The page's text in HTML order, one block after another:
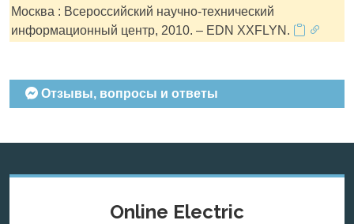
Москва : Всероссийский научно-технический
информационный центр, 2010. – EDN XXFLYN.
Отзывы, вопросы и ответы
Online Electric